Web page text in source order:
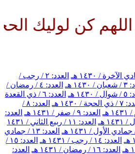
كن لوليك
العدد: ٢ / رجب /
هـ
العدد: ٤ / رمضان /
هـ
العدد: ٦ / ذي القعدة
/ ١٤٣٠ هـ
العدد: ٨ /
العدد: ٩ / صفر / ١٤٣١ هـ
العدد:
العدد: ١١ / ربيع الثاني / ١٤٣١
العدد: ١٣ / جمادي
العدد: ١٤ / رجب / ١٤٣١ هـ
العدد: ١٥ /
العدد: ١٦ / رمضان / ١٤٣١ هـ
العدد: